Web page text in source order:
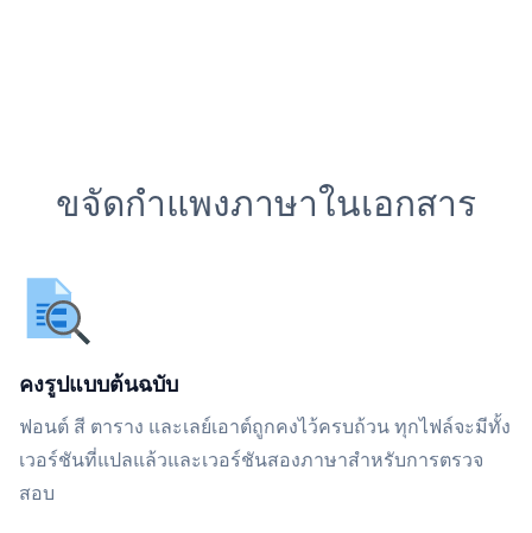
ขจัดกำแพงภาษาในเอกสาร
คงรูปแบบต้นฉบับ
ฟอนต์ สี ตาราง และเลย์เอาต์ถูกคงไว้ครบถ้วน ทุกไฟล์จะมีทั้ง
เวอร์ชันที่แปลแล้วและเวอร์ชันสองภาษาสำหรับการตรวจ
สอบ